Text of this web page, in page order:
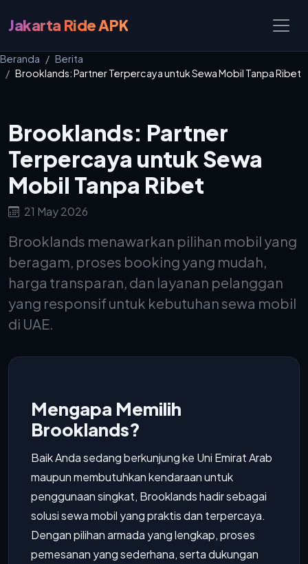
Jakarta Ride APK
Beranda
Berita
Brooklands: Partner Terpercaya untuk Sewa Mobil Tanpa Ribet
Brooklands: Partner
Terpercaya untuk Sewa
Mobil Tanpa Ribet
21 May 2026
Brooklands menawarkan pilihan mobil yang
beragam, proses booking yang mudah,
harga transparan, dan layanan pelanggan
yang responsif untuk kebutuhan sewa mobil
di UAE.
Mengapa Memilih
Brooklands?
Baik Anda sedang berkunjung ke Uni Emirat Arab
maupun membutuhkan kendaraan untuk
penggunaan singkat, Brooklands hadir sebagai
solusi sewa mobil yang praktis dan terpercaya.
Dengan pilihan armada yang lengkap, proses
pemesanan yang sederhana, serta dukungan